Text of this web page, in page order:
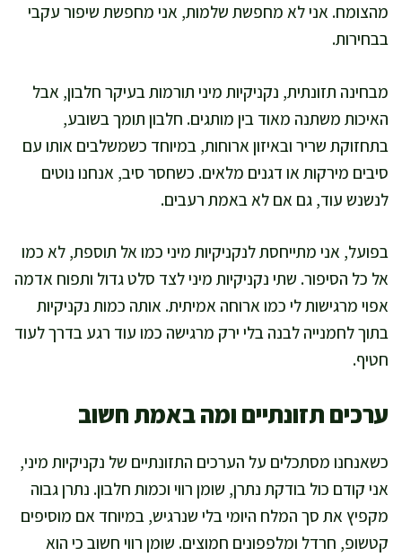
מהצומח. אני לא מחפשת שלמות, אני מחפשת שיפור עקבי
בבחירות.
מבחינה תזונתית, נקניקיות מיני תורמות בעיקר חלבון, אבל
האיכות משתנה מאוד בין מותגים. חלבון תומך בשובע,
בתחזוקת שריר ובאיזון ארוחות, במיוחד כשמשלבים אותו עם
סיבים מירקות או דגנים מלאים. כשחסר סיב, אנחנו נוטים
לנשנש עוד, גם אם לא באמת רעבים.
בפועל, אני מתייחסת לנקניקיות מיני כמו אל תוספת, לא כמו
אל כל הסיפור. שתי נקניקיות מיני לצד סלט גדול ותפוח אדמה
אפוי מרגישות לי כמו ארוחה אמיתית. אותה כמות נקניקיות
בתוך לחמנייה לבנה בלי ירק מרגישה כמו עוד רגע בדרך לעוד
חטיף.
ערכים תזונתיים ומה באמת חשוב
כשאנחנו מסתכלים על הערכים התזונתיים של נקניקיות מיני,
אני קודם כול בודקת נתרן, שומן רווי וכמות חלבון. נתרן גבוה
מקפיץ את סך המלח היומי בלי שנרגיש, במיוחד אם מוסיפים
קטשופ, חרדל ומלפפונים חמוצים. שומן רווי חשוב כי הוא